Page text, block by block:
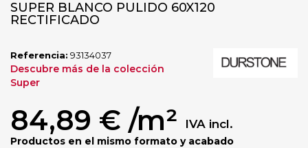
SUPER BLANCO PULIDO 60X120
RECTIFICADO
Referencia: 93134037
Descubre más de la colección
Super
84,89 € /m² IVA incl.
Productos en el mismo formato y acabado